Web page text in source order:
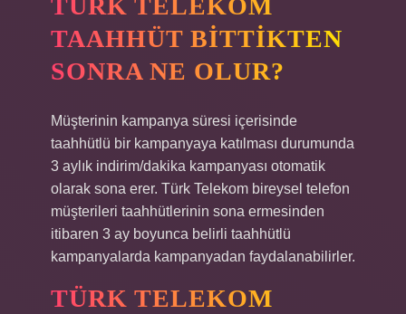
TÜRK TELEKOM
TAAHHÜT BITTIKTEN
SONRA NE OLUR?
Müşterinin kampanya süresi içerisinde
taahhütlü bir kampanyaya katılması durumunda
3 aylık indirim/dakika kampanyası otomatik
olarak sona erer. Türk Telekom bireysel telefon
müşterileri taahhütlerinin sona ermesinden
itibaren 3 ay boyunca belirli taahhütlü
kampanyalarda kampanyadan faydalanabilirler.
TÜRK TELEKOM